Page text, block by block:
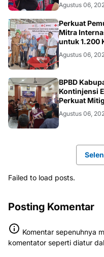
Agustus 06,
ACEH
Perkuat
Mitra
untuk 1.200
Agustus 06,
BLITAR
BPBD
Kontinjensi
Perkuat
Agustus 06,
Failed to load posts.
Posting Komentar
Komentar sepenuhnya
komentator seperti diatur